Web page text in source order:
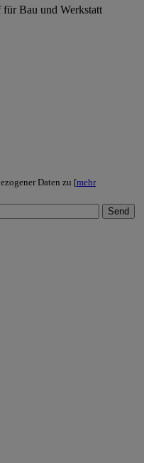
Bau und Werkstatt
Daten zu [mehr